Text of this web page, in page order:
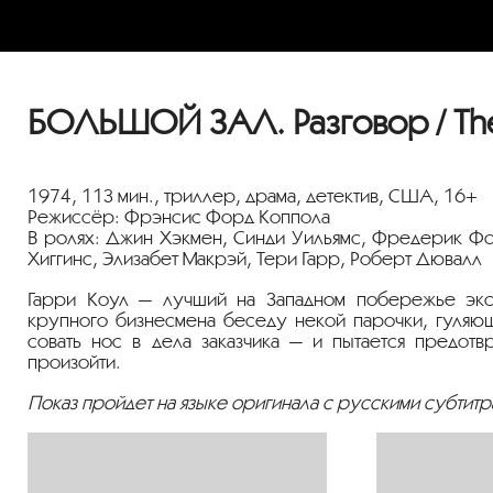
БОЛЬШОЙ ЗАЛ. Разговор /
1974, 113 мин., триллер, драма, детектив, США, 16+
Режиссёр: Фрэнсис Форд Коппола
В ролях: Джин Хэкмен, Синди Уильямс, Фредерик
Хиггинс, Элизабет Макрэй, Тери Гарр, Роберт Дювалл
Гарри Коул — лучший на Западном побережье
крупного бизнесмена беседу некой парочки,
совать нос в дела заказчика — и пытается
произойти.
Показ пройдет на языке оригинала с русскими